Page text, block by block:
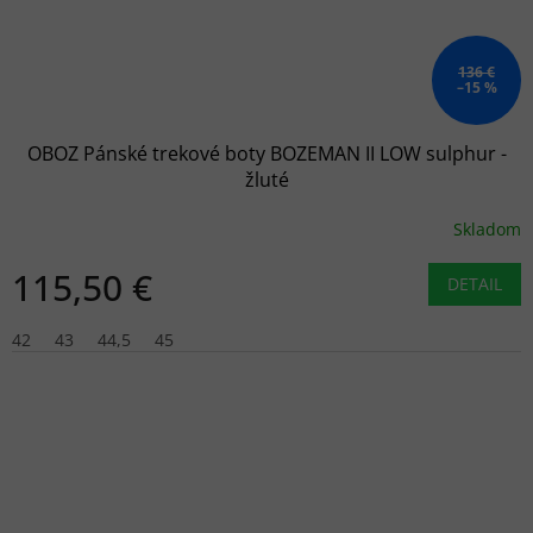
136 €
–15 %
OBOZ Pánské trekové boty BOZEMAN II LOW sulphur -
žluté
Skladom
115,50 € DETAIL
42 43 44,5 45